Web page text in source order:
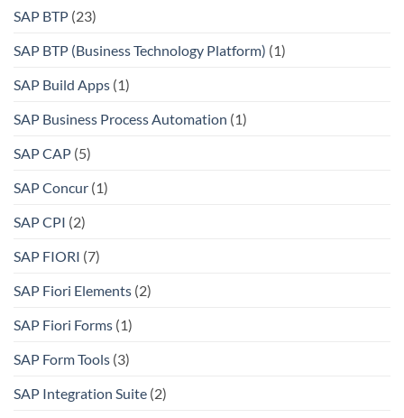
SAP BTP (23)
SAP BTP (Business Technology Platform) (1)
SAP Build Apps (1)
SAP Business Process Automation (1)
SAP CAP (5)
SAP Concur (1)
SAP CPI (2)
SAP FIORI (7)
SAP Fiori Elements (2)
SAP Fiori Forms (1)
SAP Form Tools (3)
SAP Integration Suite (2)